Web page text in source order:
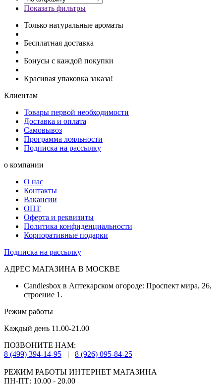
Показать фильтры
Только натуральные ароматы
Бесплатная доставка
Бонусы с каждой покупки
Красивая упаковка заказа!
Клиентам
Товары первой необходимости
Доставка и оплата
Самовывоз
Программа лояльности
Подписка на рассылку
о компании
О нас
Контакты
Вакансии
ОПТ
Оферта и реквизиты
Политика конфиденциальности
Корпоративные подарки
Подписка на рассылку
АДРЕС МАГАЗИНА В МОСКВЕ
Candlesbox в Аптекарском огороде: Проспект мира, 26,
строение 1.
Режим работы
Каждый день 11.00-21.00
ПОЗВОНИТЕ НАМ:
8 (499) 394-14-95
| 8 (926) 095-84-25
РЕЖИМ РАБОТЫ ИНТЕРНЕТ МАГАЗИНА
ПН-ПТ: 10.00 - 20.00